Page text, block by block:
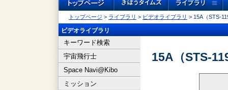
トップページ > ライブラリ > ビデオライブラリ > 15A（STS-
ビデオライブラリ
キーワード検索
宇宙飛行士
Space Navi@Kibo
ミッション
15A（STS-